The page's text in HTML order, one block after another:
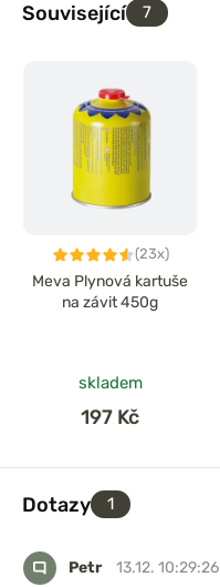
Související 7
(23x)
Meva Plynová kartuše
na závit 450g
skladem
197 Kč
Dotazy 1
Petr
13.12. 10:29:26